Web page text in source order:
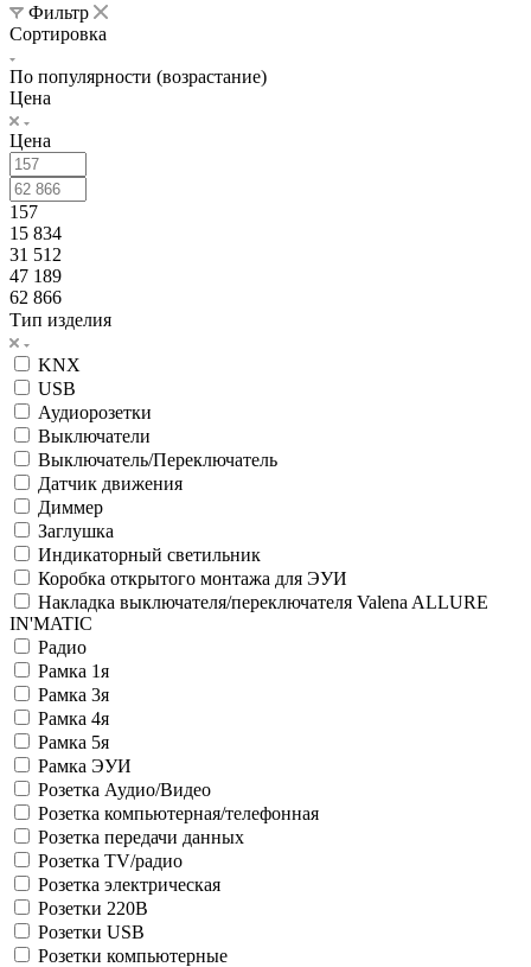
Фильтр
Сортировка
По популярности (возрастание)
Цена
Цена
157
15 834
31 512
47 189
62 866
Тип изделия
KNX
USB
Аудиорозетки
Выключатели
Выключатель/Переключатель
Датчик движения
Диммер
Заглушка
Индикаторный светильник
Коробка открытого монтажа для ЭУИ
Накладка выключателя/переключателя Valena ALLURE
IN'MATIC
Радио
Рамка 1я
Рамка 3я
Рамка 4я
Рамка 5я
Рамка ЭУИ
Розетка Аудио/Видео
Розетка компьютерная/телефонная
Розетка передачи данных
Розетка ТV/радио
Розетка электрическая
Розетки 220В
Розетки USB
Розетки компьютерные